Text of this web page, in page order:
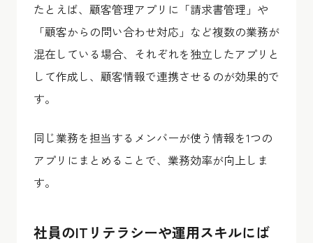
たとえば、顧客管理アプリに「請求書管理」や
「顧客からの問い合わせ対応」など複数の業務が
混在している場合、それぞれを独立したアプリと
して作成し、顧客情報で連携させるのが効果的で
す。
同じ業務を担当するメンバーが使う情報を1つの
アプリにまとめることで、業務効率が向上しま
す。
社員のITリテラシーや運用スキルにば